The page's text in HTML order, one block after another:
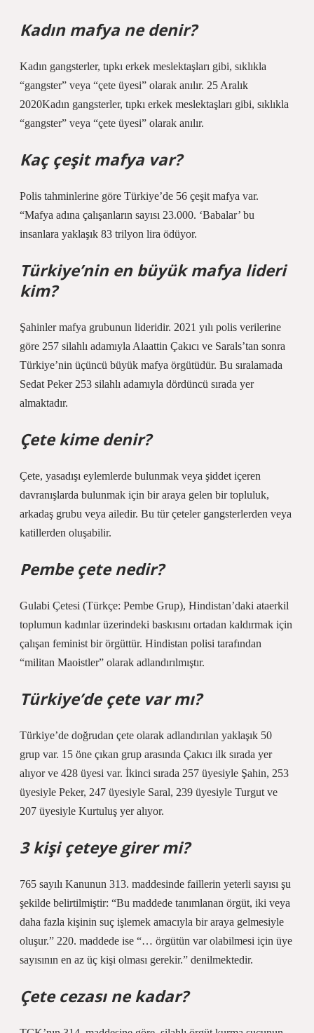
Kadın mafya ne denir?
Kadın gangsterler, tıpkı erkek meslektaşları gibi, sıklıkla
“gangster” veya “çete üyesi” olarak anılır. 25 Aralık
2020Kadın gangsterler, tıpkı erkek meslektaşları gibi, sıklıkla
“gangster” veya “çete üyesi” olarak anılır.
Kaç çeşit mafya var?
Polis tahminlerine göre Türkiye’de 56 çeşit mafya var.
“Mafya adına çalışanların sayısı 23.000. ‘Babalar’ bu
insanlara yaklaşık 83 trilyon lira ödüyor.
Türkiye’nin en büyük mafya lideri
kim?
Şahinler mafya grubunun lideridir. 2021 yılı polis verilerine
göre 257 silahlı adamıyla Alaattin Çakıcı ve Sarals’tan sonra
Türkiye’nin üçüncü büyük mafya örgütüdür. Bu sıralamada
Sedat Peker 253 silahlı adamıyla dördüncü sırada yer
almaktadır.
Çete kime denir?
Çete, yasadışı eylemlerde bulunmak veya şiddet içeren
davranışlarda bulunmak için bir araya gelen bir topluluk,
arkadaş grubu veya ailedir. Bu tür çeteler gangsterlerden veya
katillerden oluşabilir.
Pembe çete nedir?
Gulabi Çetesi (Türkçe: Pembe Grup), Hindistan’daki ataerkil
toplumun kadınlar üzerindeki baskısını ortadan kaldırmak için
çalışan feminist bir örgüttür. Hindistan polisi tarafından
“militan Maoistler” olarak adlandırılmıştır.
Türkiye’de çete var mı?
Türkiye’de doğrudan çete olarak adlandırılan yaklaşık 50
grup var. 15 öne çıkan grup arasında Çakıcı ilk sırada yer
alıyor ve 428 üyesi var. İkinci sırada 257 üyesiyle Şahin, 253
üyesiyle Peker, 247 üyesiyle Saral, 239 üyesiyle Turgut ve
207 üyesiyle Kurtuluş yer alıyor.
3 kişi çeteye girer mi?
765 sayılı Kanunun 313. maddesinde faillerin yeterli sayısı şu
şekilde belirtilmiştir: “Bu maddede tanımlanan örgüt, iki veya
daha fazla kişinin suç işlemek amacıyla bir araya gelmesiyle
oluşur.” 220. maddede ise “… örgütün var olabilmesi için üye
sayısının en az üç kişi olması gerekir.” denilmektedir.
Çete cezası ne kadar?